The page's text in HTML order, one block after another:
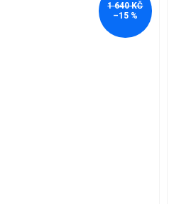
1 640 KČ
–15 %